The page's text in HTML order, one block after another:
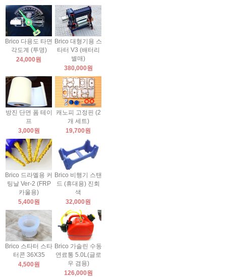
Brico 다용도 타면
각도계 (투명)
24,000원
Brico 대형기용 스
타터 V3 (배터리
별매)
380,000원
방진 단면 폼 테이
프
3,000원
캐노피 고정핀 (2
개 세트)
19,700원
Brico 드라멜용 커
팅날 Ver-2 (FRP
카울용)
5,400원
Brico 비행기 스탠
드 (휴대용) 진회
색
32,000원
Brico 스타터 스타
터콘 36X35
4,500원
Brico 가솔린 수동
연료통 5.0L(글로
우 겸용)
126,000원